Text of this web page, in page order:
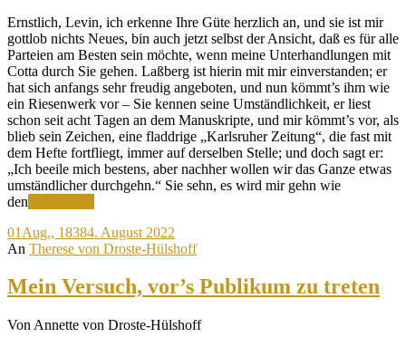
Ernstlich, Levin, ich erkenne Ihre Güte herzlich an, und sie ist mir
gottlob nichts Neues, bin auch jetzt selbst der Ansicht, daß es für alle
Parteien am Besten sein möchte, wenn meine Unterhandlungen mit
Cotta durch Sie gehen. Laßberg ist hierin mit mir einverstanden; er
hat sich anfangs sehr freudig angeboten, und nun kömmt’s ihm wie
ein Riesenwerk vor – Sie kennen seine Umständlichkeit, er liest
schon seit acht Tagen an dem Manuskripte, und mir kömmt’s vor, als
blieb sein Zeichen, eine fladdrige „Karlsruher Zeitung“, die fast mit
dem Hefte fortfliegt, immer auf derselben Stelle; und doch sagt er:
„Ich beeile mich bestens, aber nachher wollen wir das Ganze etwas
umständlicher durchgehn.“ Sie sehn, es wird mir gehn wie
den
keine
Silbe!
01 Aug., 18384. August 2022
An Therese von Droste-Hülshoff
Mein Versuch, vor’s Publikum zu treten
Von Annette von Droste-Hülshoff